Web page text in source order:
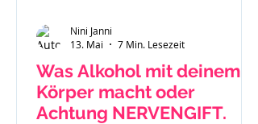
Was Alkohol mit deinem
Körper macht oder
Achtung NERVENGIFT.
Nini Janni
13. Mai
7 Min. Lesezeit